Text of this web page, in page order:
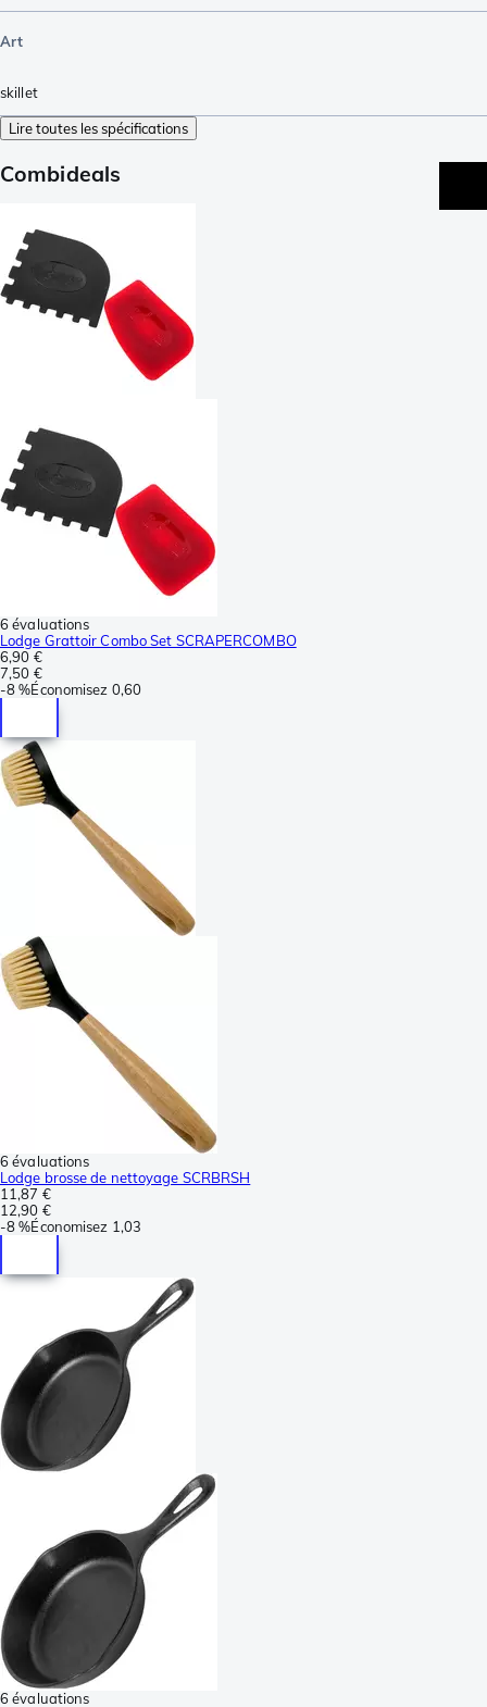
Art
skillet
Lire toutes les spécifications
Combideals
6 évaluations
Lodge Grattoir Combo Set SCRAPERCOMBO
6,90 €
7,50 €
-8 %Économisez 0,60
6 évaluations
Lodge brosse de nettoyage SCRBRSH
11,87 €
12,90 €
-8 %Économisez 1,03
6 évaluations